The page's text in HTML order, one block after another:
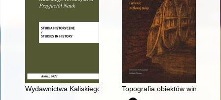
Wydawnictwa Kaliskiego Towarzystwa Przyjaciół Nauk
Topografia obiektów